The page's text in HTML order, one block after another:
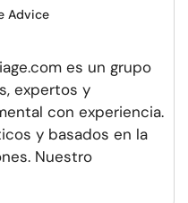
Advice
es un grupo
expertos y
con experiencia.
y basados en la
Nuestro